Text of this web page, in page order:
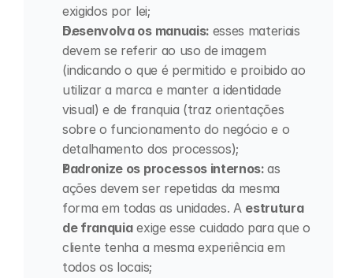
exigidos por lei;
Desenvolva os manuais: esses materiais
devem se referir ao uso de imagem
(indicando o que é permitido e proibido ao
utilizar a marca e manter a identidade
visual) e de franquia (traz orientações
sobre o funcionamento do negócio e o
detalhamento dos processos);
Padronize os processos internos: as
ações devem ser repetidas da mesma
forma em todas as unidades. A estrutura
de franquia exige esse cuidado para que o
cliente tenha a mesma experiência em
todos os locais;